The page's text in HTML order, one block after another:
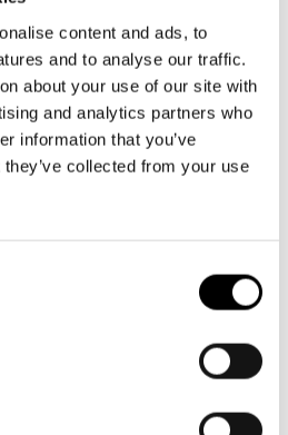
content and ads, to
and to analyse our traffic.
about your use of our site with
and analytics partners who
information that you’ve
collected from your use